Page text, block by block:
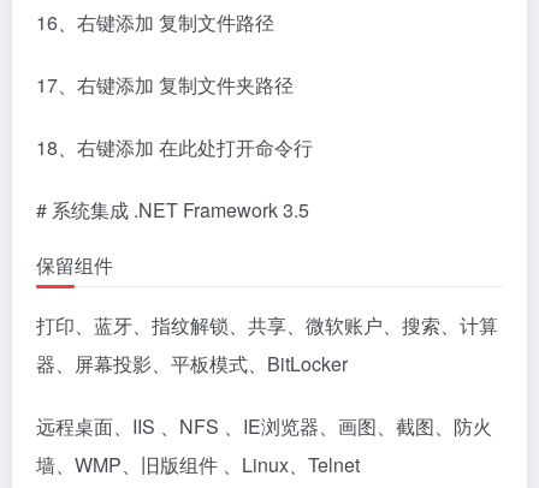
16、右键添加 复制文件路径
17、右键添加 复制文件夹路径
18、右键添加 在此处打开命令行
# 系统集成 .NET Framework 3.5
保留组件
打印、蓝牙、指纹解锁、共享、微软账户、搜索、计算
器、屏幕投影、平板模式、BitLocker
远程桌面、IIS 、NFS 、IE浏览器、画图、截图、防火
墙、WMP、旧版组件 、Linux、Telnet